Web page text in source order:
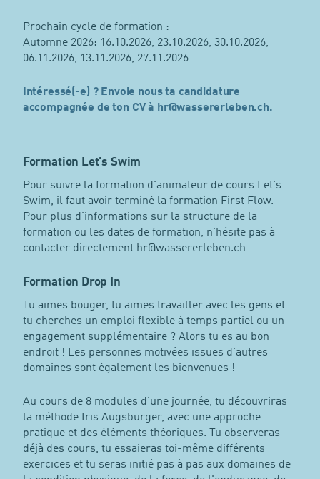
Prochain cycle de formation :
Automne 2026: 16.10.2026, 23.10.2026, 30.10.2026,
06.11.2026, 13.11.2026, 27.11.2026
Intéressé(-e) ? Envoie nous ta candidature
accompagnée de ton CV à hr@wassererleben.ch.
Formation Let's Swim
Pour suivre la formation d'animateur de cours Let's
Swim, il faut avoir terminé la formation First Flow.
Pour plus d'informations sur la structure de la
formation ou les dates de formation, n'hésite pas à
contacter directement hr@wassererleben.ch
Formation Drop In
Tu aimes bouger, tu aimes travailler avec les gens et
tu cherches un emploi flexible à temps partiel ou un
engagement supplémentaire ? Alors tu es au bon
endroit ! Les personnes motivées issues d'autres
domaines sont également les bienvenues !
Au cours de 8 modules d'une journée, tu découvriras
la méthode Iris Augsburger, avec une approche
pratique et des éléments théoriques. Tu observeras
déjà des cours, tu essaieras toi-même différents
exercices et tu seras initié pas à pas aux domaines de